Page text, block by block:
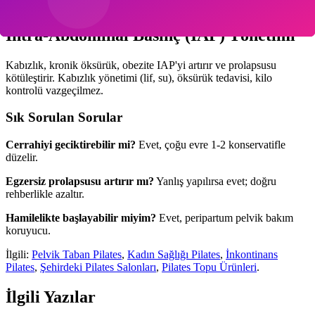
Intra-Abdominal Basınç (IAP) Yönetimi
Kabızlık, kronik öksürük, obezite IAP'yi artırır ve prolapsusu
kötüleştirir. Kabızlık yönetimi (lif, su), öksürük tedavisi, kilo
kontrolü vazgeçilmez.
Sık Sorulan Sorular
Cerrahiyi geciktirebilir mi? Evet, çoğu evre 1-2 konservatifle
düzelir.
Egzersiz prolapsusu artırır mı? Yanlış yapılırsa evet; doğru
rehberlikle azaltır.
Hamilelikte başlayabilir miyim? Evet, peripartum pelvik bakım
koruyucu.
İlgili: Pelvik Taban Pilates, Kadın Sağlığı Pilates, İnkontinans
Pilates, Şehirdeki Pilates Salonları, Pilates Topu Ürünleri.
İlgili Yazılar